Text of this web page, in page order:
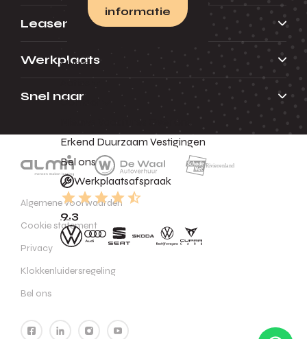
informatie
Huren
Contact
Erkend Duurzaam Vestigingen
Bel ons
Werkplaatsafspraak
9.3
Leasen
Werkplaats
Snel naar
Algemene voorwaarden
Cookie statement
Privacy
Klokkenluidersregeling
Bel ons